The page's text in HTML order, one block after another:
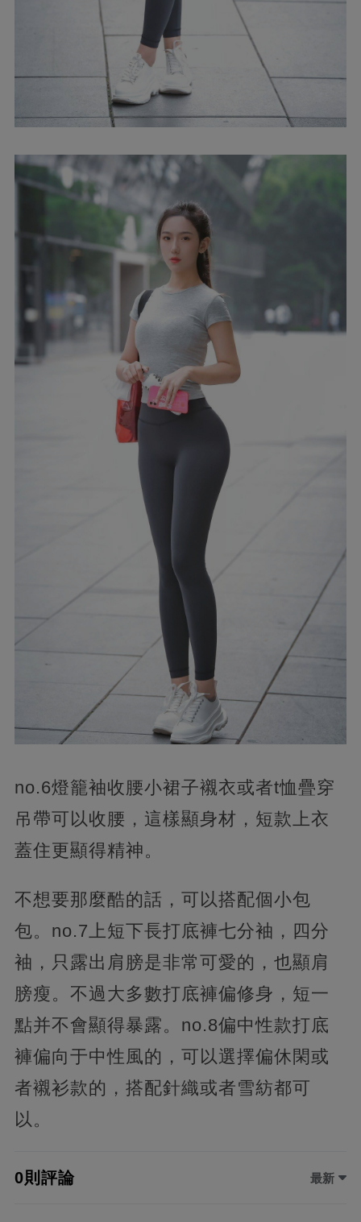
no.6燈籠袖收腰小裙子襯衣或者t恤疊穿
吊帶可以收腰，這樣顯身材，短款上衣
蓋住更顯得精神。
不想要那麼酷的話，可以搭配個小包
包。no.7上短下長打底褲七分袖，四分
袖，只露出肩膀是非常可愛的，也顯肩
膀瘦。不過大多數打底褲偏修身，短一
點并不會顯得暴露。no.8偏中性款打底
褲偏向于中性風的，可以選擇偏休閑或
者襯衫款的，搭配針織或者雪紡都可
以。
0則評論 最新